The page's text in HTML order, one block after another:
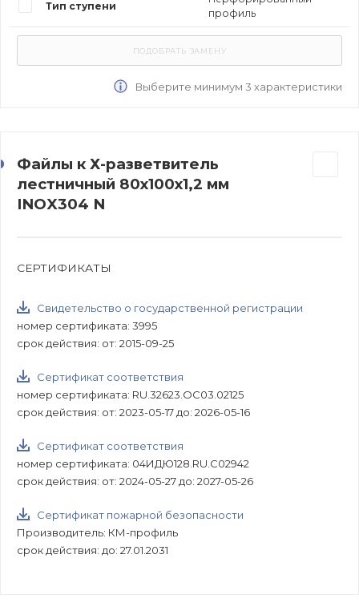
Тип ступени
профиль
Выберите минимум 3 характеристики
Файлы к Х-разветвитель
лестничный 80х100х1,2 мм
INOX304 N
СЕРТИФИКАТЫ
Свидетельство о государственной регистрации
номер сертификата: 3995
срок действия: от: 2015-09-25
Сертификат соответствия
номер сертификата: RU.32623.ОС03.02125
срок действия: от: 2023-05-17 до: 2026-05-16
Сертификат соответствия
номер сертификата: 04ИДЮ128.RU.С02942
срок действия: от: 2024-05-27 до: 2027-05-26
Сертификат пожарной безопасности
Производитель: КМ-профиль
срок действия: до: 27.01.2031